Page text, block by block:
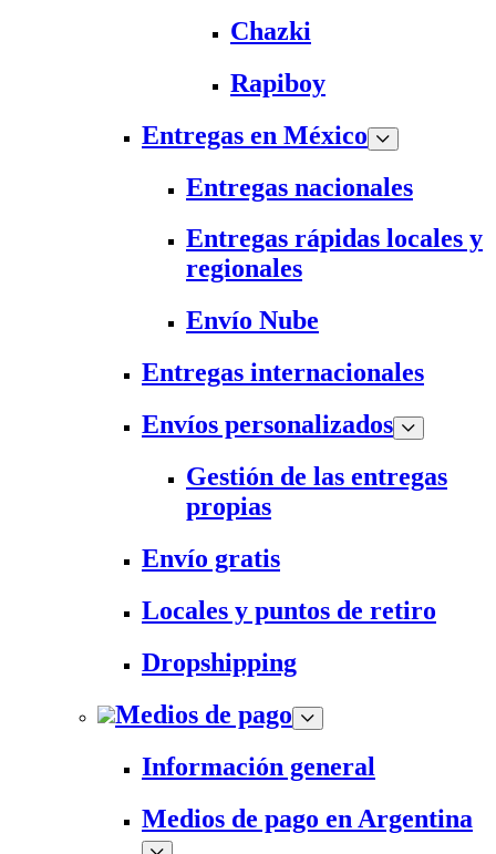
Chazki
Rapiboy
Entregas en México
Entregas nacionales
Entregas rápidas locales y
regionales
Envío Nube
Entregas internacionales
Envíos personalizados
Gestión de las entregas
propias
Envío gratis
Locales y puntos de retiro
Dropshipping
Medios de pago
Información general
Medios de pago en Argentina